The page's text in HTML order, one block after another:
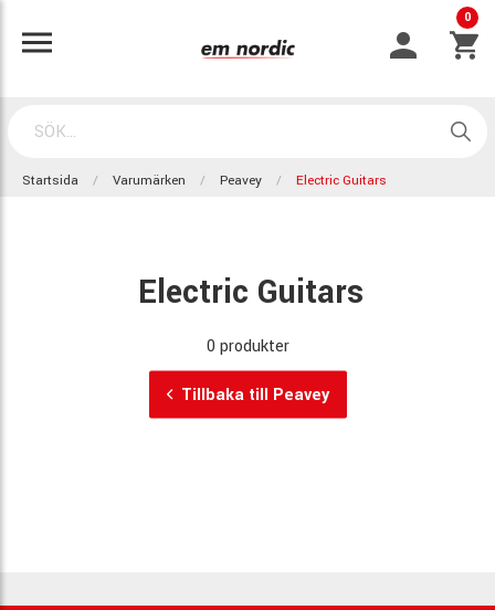
0
Startsida Varumärken Peavey Electric Guitars
Electric Guitars
0 produkter
Tillbaka till Peavey